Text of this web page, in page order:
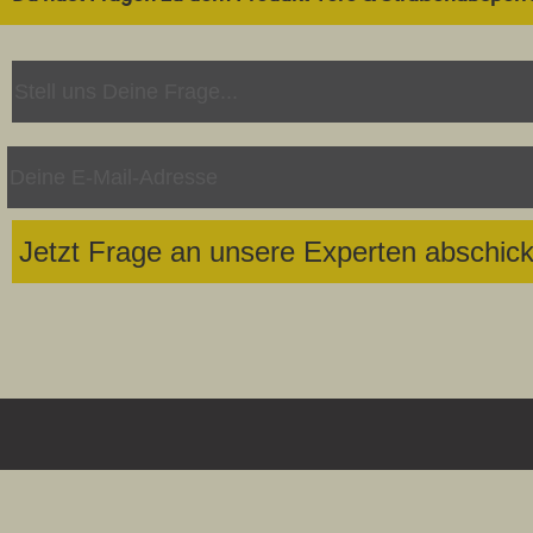
Jetzt Frage an unsere Experten